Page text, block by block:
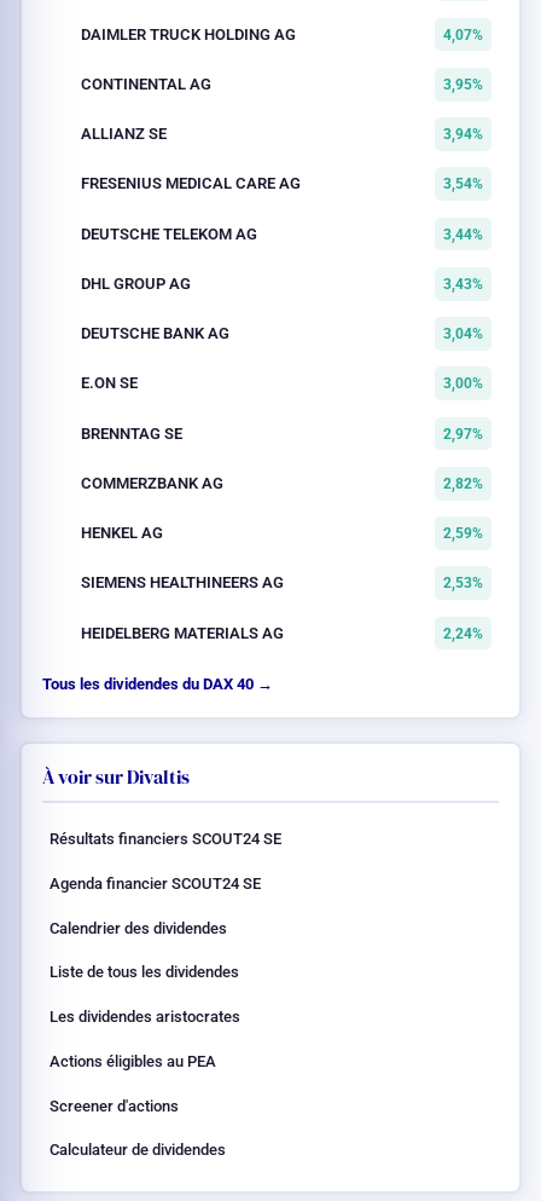
DAIMLER TRUCK HOLDING AG 4,07%
CONTINENTAL AG 3,95%
ALLIANZ SE 3,94%
FRESENIUS MEDICAL CARE AG 3,54%
DEUTSCHE TELEKOM AG 3,44%
DHL GROUP AG 3,43%
DEUTSCHE BANK AG 3,04%
E.ON SE 3,00%
BRENNTAG SE 2,97%
COMMERZBANK AG 2,82%
HENKEL AG 2,59%
SIEMENS HEALTHINEERS AG 2,53%
HEIDELBERG MATERIALS AG 2,24%
Tous les dividendes du DAX 40 →
À voir sur Divaltis
Résultats financiers SCOUT24 SE
Agenda financier SCOUT24 SE
Calendrier des dividendes
Liste de tous les dividendes
Les dividendes aristocrates
Actions éligibles au PEA
Screener d'actions
Calculateur de dividendes